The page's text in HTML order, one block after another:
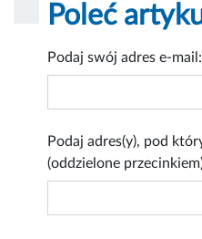
Poleć
Podaj swój adres e-mail:
Podaj adres(y), pod
(oddzielone